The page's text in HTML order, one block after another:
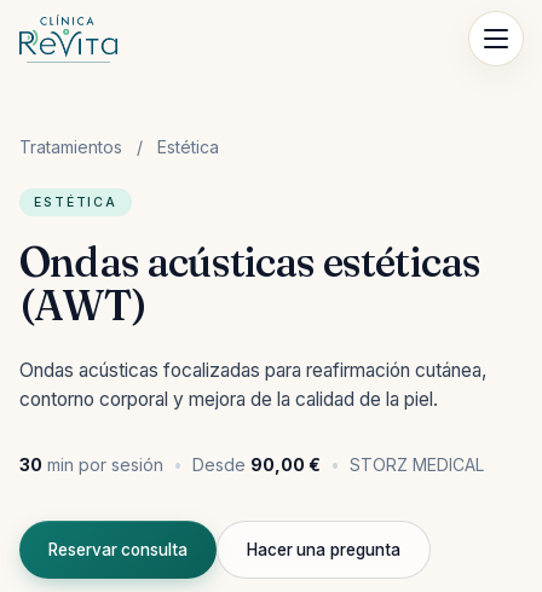
Saltar al contenido
Tratamientos / Estética
ESTÉTICA
Ondas acústicas estéticas
(AWT)
Ondas acústicas focalizadas para reafirmación cutánea,
contorno corporal y mejora de la calidad de la piel.
30 min por sesión Desde 90,00 € STORZ MEDICAL
Reservar consulta Hacer una pregunta